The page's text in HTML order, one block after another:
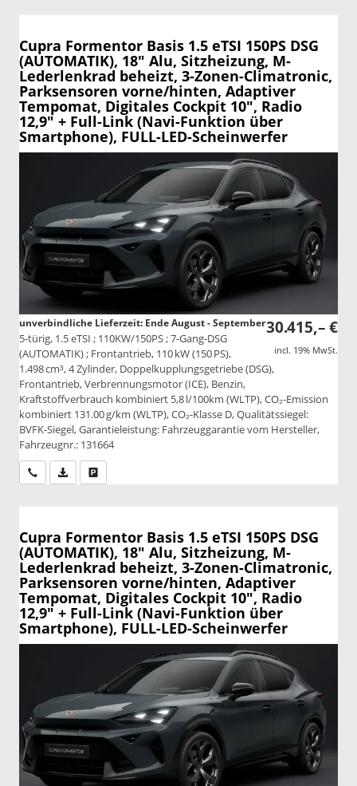
Cupra Formentor Basis 1.5 eTSI 150PS DSG
(AUTOMATIK), 18" Alu, Sitzheizung, M-
Lederlenkrad beheizt, 3-Zonen-Climatronic,
Parksensoren vorne/hinten, Adaptiver
Tempomat, Digitales Cockpit 10", Radio
12,9" + Full-Link (Navi-Funktion über
Smartphone), FULL-LED-Scheinwerfer
30.415,– €
incl. 19% MwSt.
unverbindliche Lieferzeit: Ende August - September
5-türig, 1.5 eTSI ; 110KW/150PS ; 7-Gang-DSG
(AUTOMATIK) ; Frontantrieb, 110 kW (150 PS),
1.498 cm³, 4 Zylinder, Doppelkupplungsgetriebe (DSG),
Frontantrieb, Verbrennungsmotor (ICE), Benzin,
Kraftstoffverbrauch kombiniert 5,8 l/100km (WLTP), CO₂-Emission
kombiniert 131.00 g/km (WLTP), CO₂-Klasse D, Qualitätssiegel:
BVFK-Siegel, Garantieleistung: Fahrzeuggarantie vom Hersteller,
Fahrzeugnr.: 131664
Wir rufen Sie anPDF-Datei, Fahrzeugexposé drucken
Cupra Formentor Basis 1.5 eTSI 150PS DSG
(AUTOMATIK), 18" Alu, Sitzheizung, M-
Lederlenkrad beheizt, 3-Zonen-Climatronic,
Parksensoren vorne/hinten, Adaptiver
Tempomat, Digitales Cockpit 10", Radio
12,9" + Full-Link (Navi-Funktion über
Smartphone), FULL-LED-Scheinwerfer